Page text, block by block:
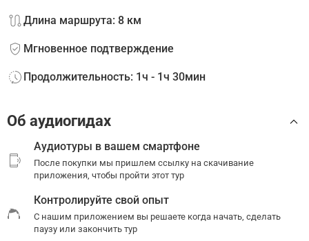
Длина маршрута: 8 км
Мгновенное подтверждение
Продолжительность: 1ч - 1ч 30мин
Об аудиогидах
Аудиотуры в вашем смартфоне
После покупки мы пришлем ссылку на скачивание
приложения, чтобы пройти этот тур
Контролируйте свой опыт
С нашим приложением вы решаете когда начать, сделать
паузу или закончить тур